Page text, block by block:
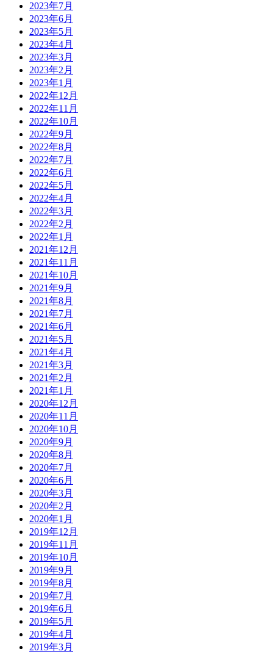
2023年7月
2023年6月
2023年5月
2023年4月
2023年3月
2023年2月
2023年1月
2022年12月
2022年11月
2022年10月
2022年9月
2022年8月
2022年7月
2022年6月
2022年5月
2022年4月
2022年3月
2022年2月
2022年1月
2021年12月
2021年11月
2021年10月
2021年9月
2021年8月
2021年7月
2021年6月
2021年5月
2021年4月
2021年3月
2021年2月
2021年1月
2020年12月
2020年11月
2020年10月
2020年9月
2020年8月
2020年7月
2020年6月
2020年3月
2020年2月
2020年1月
2019年12月
2019年11月
2019年10月
2019年9月
2019年8月
2019年7月
2019年6月
2019年5月
2019年4月
2019年3月